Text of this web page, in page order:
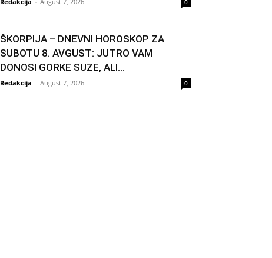
0
ŠKORPIJA – DNEVNI HOROSKOP ZA
SUBOTU 8. AVGUST: JUTRO VAM
DONOSI GORKE SUZE, ALI...
Redakcija - August 7, 2026 0